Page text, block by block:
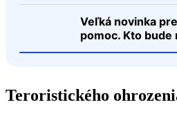
Veľká novinka
pomoc. Kto bude
Teroristického